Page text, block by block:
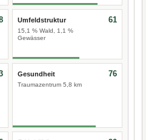
Umfeldstruktur
15,1 % Wald, 1,1 %
Gewässer
61
Gesundheit
Traumazentrum 5,8 km
76